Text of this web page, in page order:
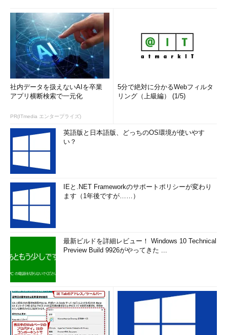
を監視するOSSツール。ローカルのDockerホストとコンテナー
のみが監視対象です。
想定ターゲットはITアーキテクト、開発者／プログラマーとい
えるでしょう。
Shipyard
Shipyard
Dockerコンテナーを監視・管理するOSSツールです。リモー
トのDockerコンテナーを監視できます。認証機能やコンテナー
えるでしょう。
Seagull
社内データを扱えないAIを卒業
アプリ横断検索で一元化
PR(ITmedia エンタープライズ)
5分で絶対に分かるWebフィルタ
リング（上級編） (1/5)
英語版と日本語版、どっちのOS環境が使いやす
い？
IEと.NET Frameworkのサポートポリシーが変わり
ます（1年後ですが……）
最新ビルドを詳細レビュー！ Windows 10 Technical
Preview Build 9926がやってきた ...